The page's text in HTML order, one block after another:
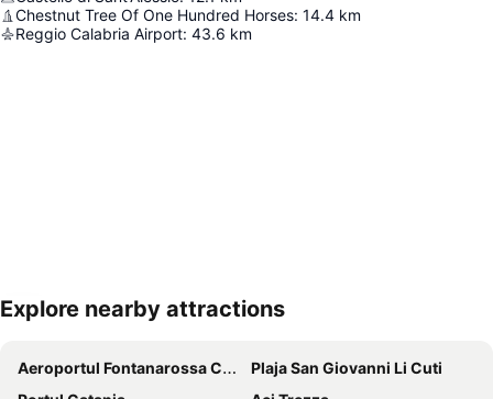
Chestnut Tree Of One Hundred Horses: 14.4 km
Reggio Calabria Airport: 43.6 km
Explore nearby attractions
Aeroportul Fontanarossa Catania
Plaja San Giovanni Li Cuti